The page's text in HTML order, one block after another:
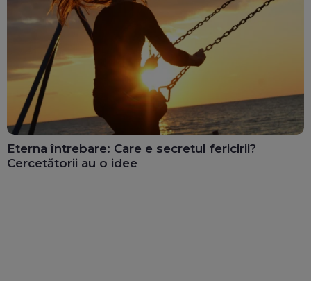
Eterna întrebare: Care e secretul fericirii?
Cercetătorii au o idee